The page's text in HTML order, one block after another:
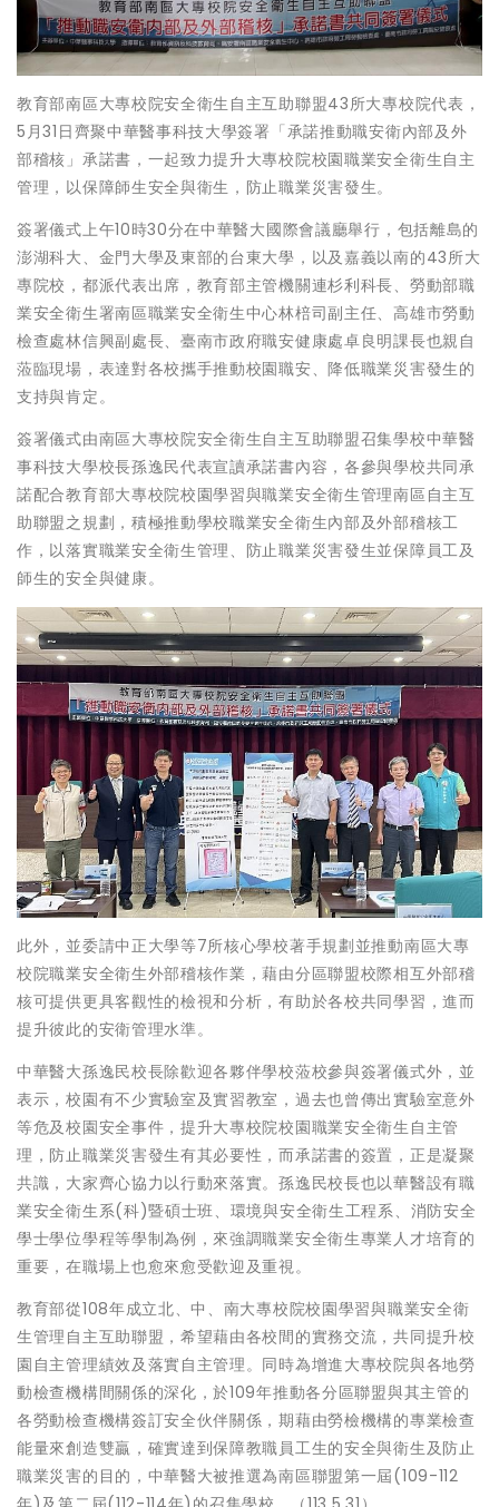
教育部南區大專校院安全衛生自主互助聯盟43所大專校院代表，
5月31日齊聚中華醫事科技大學簽署「承諾推動職安衛內部及外
部稽核」承諾書，一起致力提升大專校院校園職業安全衛生自主
管理，以保障師生安全與衛生，防止職業災害發生。
簽署儀式上午10時30分在中華醫大國際會議廳舉行，包括離島的
澎湖科大、金門大學及東部的台東大學，以及嘉義以南的43所大
專院校，都派代表出席，教育部主管機關連杉利科長、勞動部職
業安全衛生署南區職業安全衛生中心林棓司副主任、高雄市勞動
檢查處林信興副處長、臺南市政府職安健康處卓良明課長也親自
蒞臨現場，表達對各校攜手推動校園職安、降低職業災害發生的
支持與肯定。
簽署儀式由南區大專校院安全衛生自主互助聯盟召集學校中華醫
事科技大學校長孫逸民代表宣讀承諾書內容，各參與學校共同承
諾配合教育部大專校院校園學習與職業安全衛生管理南區自主互
助聯盟之規劃，積極推動學校職業安全衛生內部及外部稽核工
作，以落實職業安全衛生管理、防止職業災害發生並保障員工及
師生的安全與健康。
此外，並委請中正大學等7所核心學校著手規劃並推動南區大專
校院職業安全衛生外部稽核作業，藉由分區聯盟校際相互外部稽
核可提供更具客觀性的檢視和分析，有助於各校共同學習，進而
提升彼此的安衛管理水準。
中華醫大孫逸民校長除歡迎各夥伴學校蒞校參與簽署儀式外，並
表示，校園有不少實驗室及實習教室，過去也曾傳出實驗室意外
等危及校園安全事件，提升大專校院校園職業安全衛生自主管
理，防止職業災害發生有其必要性，而承諾書的簽置，正是凝聚
共識，大家齊心協力以行動來落實。孫逸民校長也以華醫設有職
業安全衛生系(科)暨碩士班、環境與安全衛生工程系、消防安全
學士學位學程等學制為例，來強調職業安全衛生專業人才培育的
重要，在職場上也愈來愈受歡迎及重視。
教育部從108年成立北、中、南大專校院校園學習與職業安全衛
生管理自主互助聯盟，希望藉由各校間的實務交流，共同提升校
園自主管理績效及落實自主管理。同時為增進大專校院與各地勞
動檢查機構間關係的深化，於109年推動各分區聯盟與其主管的
各勞動檢查機構簽訂安全伙伴關係，期藉由勞檢機構的專業檢查
能量來創造雙贏，確實達到保障教職員工生的安全與衛生及防止
職業災害的目的，中華醫大被推選為南區聯盟第一屆(109-112